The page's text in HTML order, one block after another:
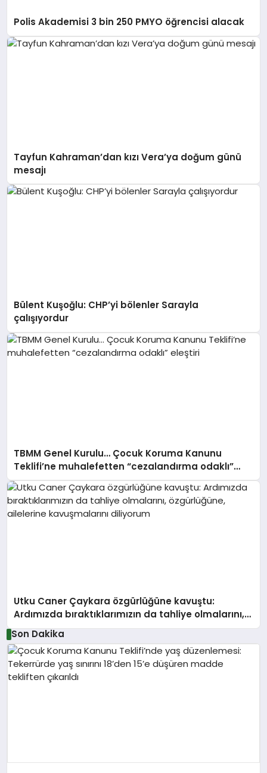
Polis Akademisi 3 bin 250 PMYO öğrencisi alacak
Tayfun Kahraman’dan kızı Vera’ya doğum günü
mesajı
Bülent Kuşoğlu: CHP’yi bölenler Sarayla
çalışıyordur
TBMM Genel Kurulu… Çocuk Koruma Kanunu
Teklifi’ne muhalefetten “cezalandırma odaklı”
eleştiri
Utku Caner Çaykara özgürlüğüne kavuştu:
Ardımızda bıraktıklarımızın da tahliye olmalarını,
özgürlüğüne, ailelerine kavuşmalarını diliyorum
Son Dakika